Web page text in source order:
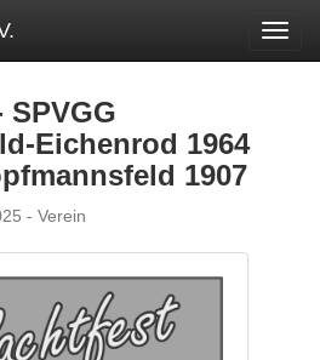
Eichenrod 1964
1907
- Verein